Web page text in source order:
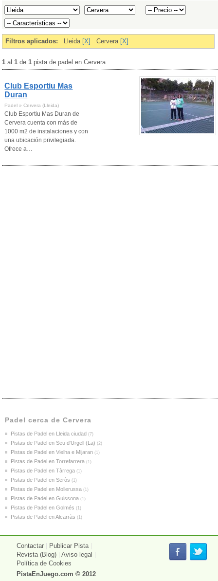
Filtros aplicados: Lleida [X] Cervera [X]
1 al1 de1 pista de padel en Cervera
Club Esportiu Mas
Duran
Padel » Cervera (Lleida)
Club Esportiu Mas Duran de
Cervera cuenta con más de
1000 m2 de instalaciones y con
una ubicación privilegiada.
Ofrece a…
Padel cerca de Cervera
Pistas de Padel en Lleida ciudad (7)
Pistas de Padel en Seu d'Urgell (La) (2)
Pistas de Padel en Vielha e Mijaran (1)
Pistas de Padel en Torrefarrera (1)
Pistas de Padel en Tàrrega (1)
Pistas de Padel en Seròs (1)
Pistas de Padel en Mollerussa (1)
Pistas de Padel en Guissona (1)
Pistas de Padel en Golmés (1)
Pistas de Padel en Alcarràs (1)
Contactar Publicar Pista
Revista (Blog)
Aviso legal
Política de Cookies
PistaEnJuego.com © 2012